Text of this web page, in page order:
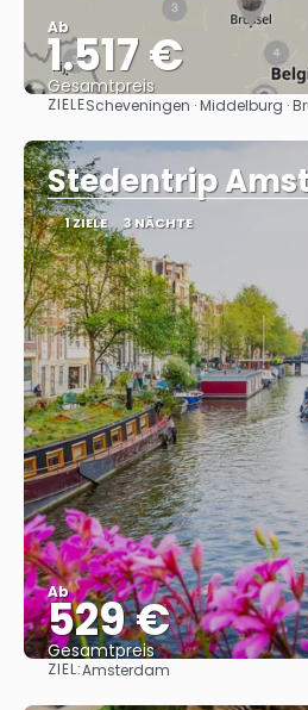
Ab
1.517 €
Gesamtpreis
Sehen
ZIELEScheveningen · Middelburg ·
Stedentrip
1 ZIELE 3 NÄCHTE
Ab
529 €
Gesamtpreis
ZIEL:Amsterdam